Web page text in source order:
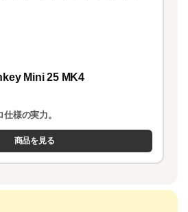
Mini 25 MK4
様の実力。
商品を見る